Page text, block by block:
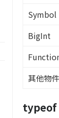
Symbol
BigInt
其他物
typeof